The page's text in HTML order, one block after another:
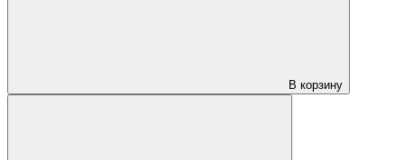
В корзину